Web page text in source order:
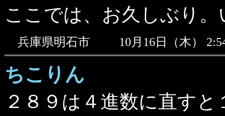
ここでは、お久しぶり
兵庫県明石市 10月16日（木）
ちこりん
２８９は４進数に直すと